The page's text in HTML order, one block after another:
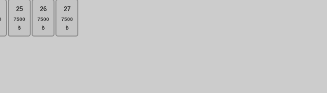
25 26 27